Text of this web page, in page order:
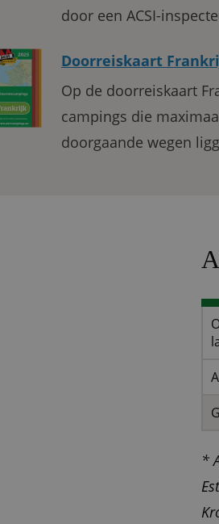
door een ACSI-
Doorreiskaart
Op de doorreiskaart
campings die
doorgaande wegen
*